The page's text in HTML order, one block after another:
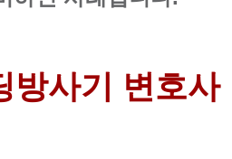
방사기 변호사